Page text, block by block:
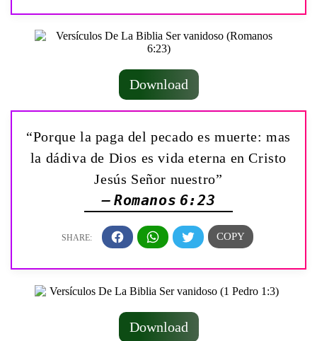
Download
“Porque la paga del pecado es muerte: mas
la dádiva de Dios es vida eterna en Cristo
Jesús Señor nuestro”
— Romanos 6:23
Download